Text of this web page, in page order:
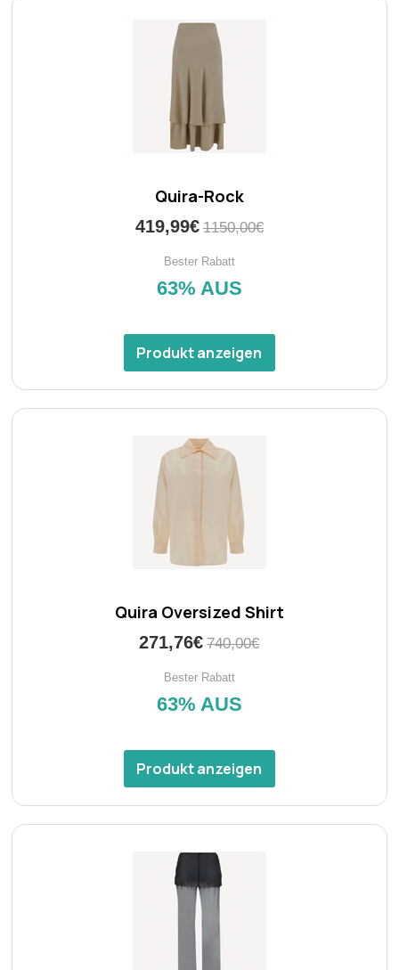
Quira-Rock
419,99€ 1150,00€
Bester Rabatt
63% AUS
Produkt anzeigen
Quira Oversized Shirt
271,76€ 740,00€
Bester Rabatt
63% AUS
Produkt anzeigen